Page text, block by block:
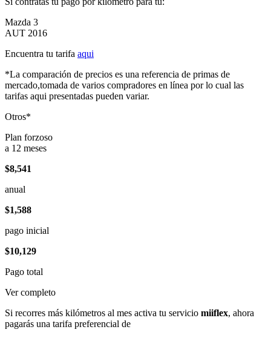
Mazda 3
AUT 2016
Encuentra tu tarifa aqui
*La comparación de precios es una referencia de primas de
mercado,tomada de varios compradores en línea por lo cual las
tarifas aqui presentadas pueden variar.
Otros*
Plan forzoso
a 12 meses
$8,541
anual
$1,588
pago inicial
$10,129
Pago total
Ver completo
Si recorres más kilómetros al mes activa tu servicio miiflex, ahora
pagarás una tarifa preferencial de